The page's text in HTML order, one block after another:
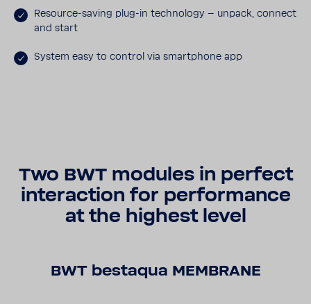
Resource-​saving plug-​in tech­no­logy – unpack, connect
and start
System easy to control via smartp­hone app
Two BWT modules in perfect
inter­ac­tion for perfor­mance
at the highest level
BWT bestaqua MEMB­RANE